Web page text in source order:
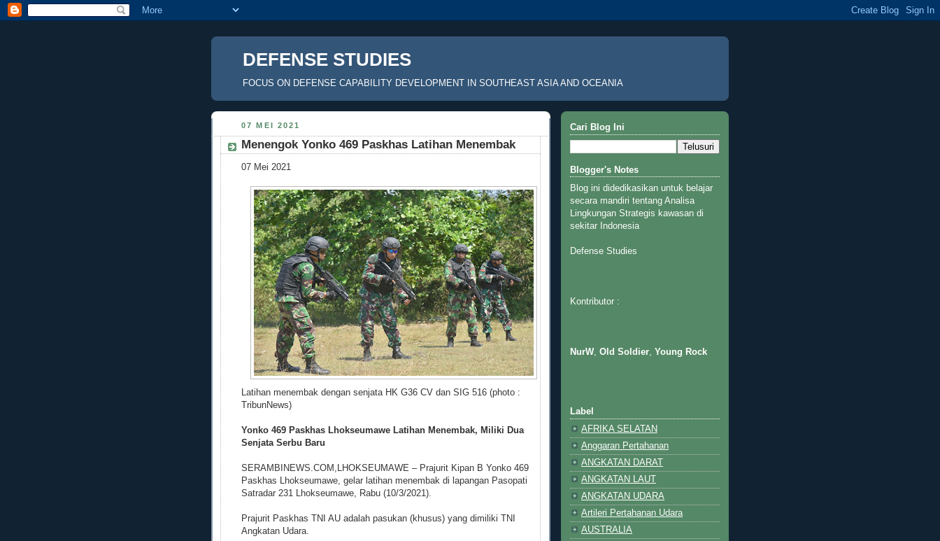
DEFENSE STUDIES
FOCUS ON DEFENSE CAPABILITY DEVELOPMENT IN SOUTHEAST ASIA AND OCEANIA
07 MEI 2021
Menengok Yonko 469 Paskhas Latihan Menembak
07 Mei 2021
Latihan menembak dengan senjata HK G36 CV dan SIG 516 (photo :
TribunNews)
Yonko 469 Paskhas Lhokseumawe Latihan Menembak, Miliki Dua
Senjata Serbu Baru
SERAMBINEWS.COM,LHOKSEUMAWE – Prajurit Kipan B Yonko 469
Paskhas Lhokseumawe, gelar latihan menembak di lapangan Pasopati
Satradar 231 Lhokseumawe, Rabu (10/3/2021).
Prajurit Paskhas TNI AU adalah pasukan (khusus) yang dimiliki TNI
Angkatan Udara.
Cari Blog Ini
Blogger's Notes
Blog ini didedikasikan untuk belajar
secara mandiri tentang Analisa
Lingkungan Strategis kawasan di
sekitar Indonesia
Defense Studies
Kontributor :
NurW Old Soldier Young Rock
Label
AFRIKA SELATAN
Anggaran Pertahanan
ANGKATAN DARAT
ANGKATAN LAUT
ANGKATAN UDARA
Artileri Pertahanan Udara
AUSTRALIA